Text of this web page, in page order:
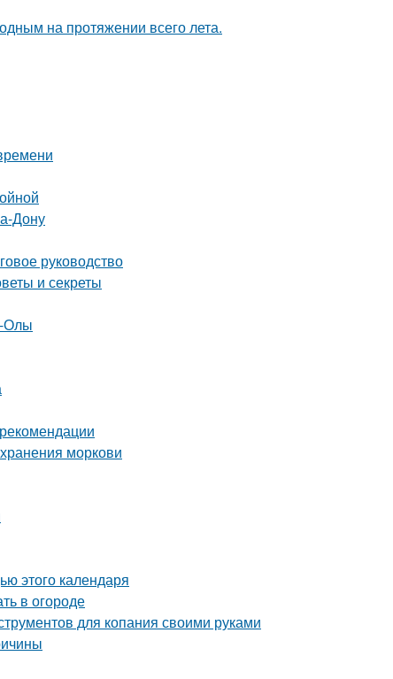
на протяжении всего лета.
Дону
руководство
и секреты
Олы
моркови
этого календаря
в огороде
для копания своими руками